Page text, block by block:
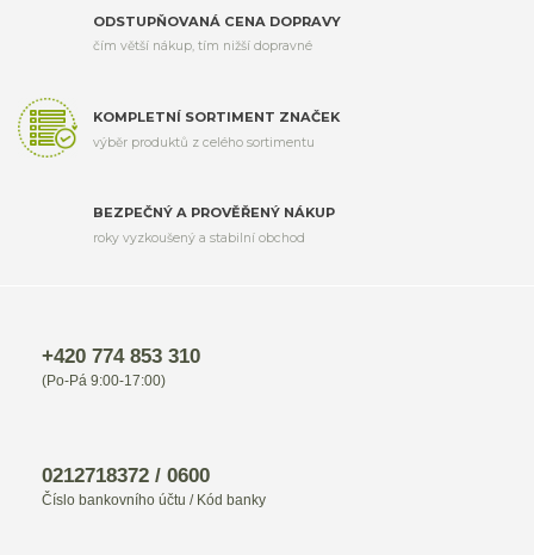
ODSTUPŇOVANÁ CENA DOPRAVY
čím větší nákup, tím nižší dopravné
KOMPLETNÍ SORTIMENT ZNAČEK
výběr produktů z celého sortimentu
BEZPEČNÝ A PROVĚŘENÝ NÁKUP
roky vyzkoušený a stabilní obchod
+420 774 853 310
(Po-Pá 9:00-17:00)
0212718372 / 0600
Číslo bankovního účtu / Kód banky